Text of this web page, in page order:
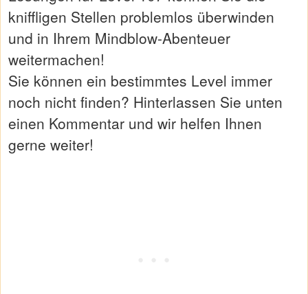
kniffligen Stellen problemlos überwinden
und in Ihrem Mindblow-Abenteuer
weitermachen!
Sie können ein bestimmtes Level immer
noch nicht finden? Hinterlassen Sie unten
einen Kommentar und wir helfen Ihnen
gerne weiter!